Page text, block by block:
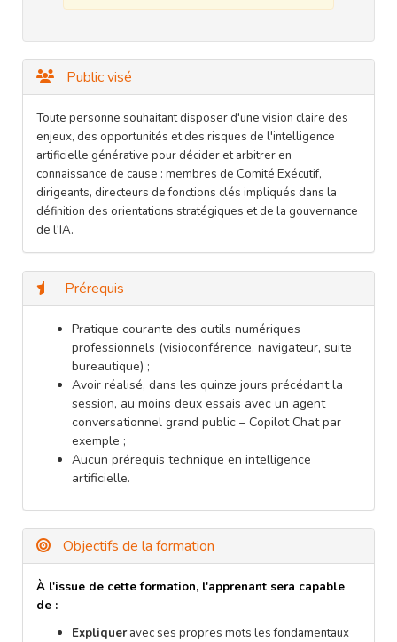
Public visé
Toute personne souhaitant disposer d'une vision claire des
enjeux, des opportunités et des risques de l'intelligence
artificielle générative pour décider et arbitrer en
connaissance de cause : membres de Comité Exécutif,
dirigeants, directeurs de fonctions clés impliqués dans la
définition des orientations stratégiques et de la gouvernance
de l'IA.
Prérequis
Pratique courante des outils numériques
professionnels (visioconférence, navigateur, suite
bureautique) ;
Avoir réalisé, dans les quinze jours précédant la
session, au moins deux essais avec un agent
conversationnel grand public – Copilot Chat par
exemple ;
Aucun prérequis technique en intelligence
artificielle.
Objectifs de la formation
À l'issue de cette formation, l'apprenant sera capable
de :
Expliqueravec ses propres mots les fondamentaux